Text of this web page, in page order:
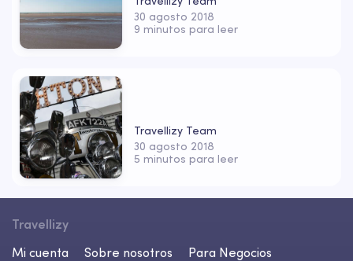
30 agosto 2018
9 minutos para leer
Travellizy Team
30 agosto 2018
5 minutos para leer
Travellizy
Mi cuenta
Sobre nosotros
Para Negocios